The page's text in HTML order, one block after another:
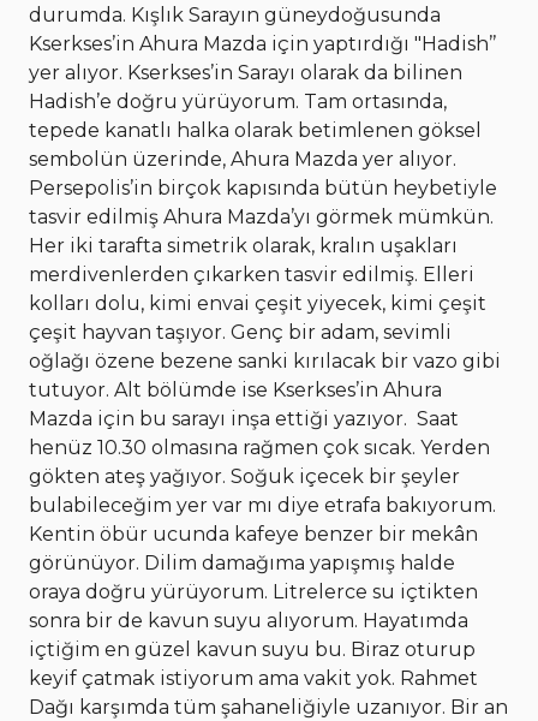
durumda. Kışlık Sarayın güneydoğusunda
Kserkses’in Ahura Mazda için yaptırdığı "Hadish’’
yer alıyor. Kserkses’in Sarayı olarak da bilinen
Hadish’e doğru yürüyorum. Tam ortasında,
tepede kanatlı halka olarak betimlenen göksel
sembolün üzerinde, Ahura Mazda yer alıyor.
Persepolis’in birçok kapısında bütün heybetiyle
tasvir edilmiş Ahura Mazda’yı görmek mümkün.
Her iki tarafta simetrik olarak, kralın uşakları
merdivenlerden çıkarken tasvir edilmiş. Elleri
kolları dolu, kimi envai çeşit yiyecek, kimi çeşit
çeşit hayvan taşıyor. Genç bir adam, sevimli
oğlağı özene bezene sanki kırılacak bir vazo gibi
tutuyor. Alt bölümde ise Kserkses’in Ahura
Mazda için bu sarayı inşa ettiği yazıyor. Saat
henüz 10.30 olmasına rağmen çok sıcak. Yerden
gökten ateş yağıyor. Soğuk içecek bir şeyler
bulabileceğim yer var mı diye etrafa bakıyorum.
Kentin öbür ucunda kafeye benzer bir mekân
görünüyor. Dilim damağıma yapışmış halde
oraya doğru yürüyorum. Litrelerce su içtikten
sonra bir de kavun suyu alıyorum. Hayatımda
içtiğim en güzel kavun suyu bu. Biraz oturup
keyif çatmak istiyorum ama vakit yok. Rahmet
Dağı karşımda tüm şahaneliğiyle uzanıyor. Bir an